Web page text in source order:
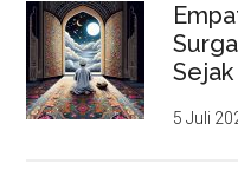
5 Juli